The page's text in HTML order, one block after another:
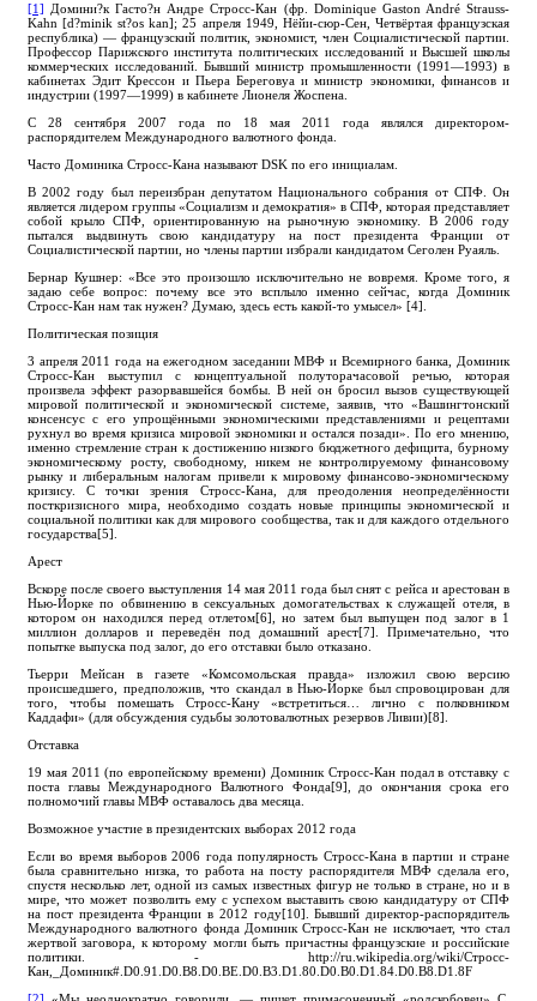
[1] Домини?к Гасто?н Андре Стросс-Кан (фр. Dominique Gaston André Strauss-
Kahn [d?minik st?os kan]; 25 апреля 1949, Нёйи-сюр-Сен, Четвёртая французская
республика) — французский политик, экономист, член Социалистической партии.
Профессор Парижского института политических исследований и Высшей школы
коммерческих исследований. Бывший министр промышленности (1991—1993) в
кабинетах Эдит Крессон и Пьера Береговуа и министр экономики, финансов и
индустрии (1997—1999) в кабинете Лионеля Жоспена.
C 28 сентября 2007 года по 18 мая 2011 года являлся директором-
распорядителем Международного валютного фонда.
Часто Доминика Стросс-Кана называют DSK по его инициалам.
В 2002 году был переизбран депутатом Национального собрания от СПФ. Он
является лидером группы «Социализм и демократия» в СПФ, которая представляет
собой крыло СПФ, ориентированную на рыночную экономику. В 2006 году
пытался выдвинуть свою кандидатуру на пост президента Франции от
Социалистической партии, но члены партии избрали кандидатом Сеголен Руаяль.
Бернар Кушнер: «Все это произошло исключительно не вовремя. Кроме того, я
задаю себе вопрос: почему все это всплыло именно сейчас, когда Доминик
Стросс-Кан нам так нужен? Думаю, здесь есть какой-то умысел» [4].
Политическая позиция
3 апреля 2011 года на ежегодном заседании МВФ и Всемирного банка, Доминик
Стросс-Кан выступил с концептуальной полуторачасовой речью, которая
произвела эффект разорвавшейся бомбы. В ней он бросил вызов существующей
мировой политической и экономической системе, заявив, что «Вашингтонский
консенсус с его упрощёнными экономическими представлениями и рецептами
рухнул во время кризиса мировой экономики и остался позади». По его мнению,
именно стремление стран к достижению низкого бюджетного дефицита, бурному
экономическому росту, свободному, никем не контролируемому финансовому
рынку и либеральным налогам привели к мировому финансово-экономическому
кризису. С точки зрения Стросс-Кана, для преодоления неопределённости
посткризисного мира, необходимо создать новые принципы экономической и
социальной политики как для мирового сообщества, так и для каждого отдельного
государства[5].
Арест
Вскоре после своего выступления 14 мая 2011 года был снят с рейса и арестован в
Нью-Йорке по обвинению в сексуальных домогательствах к служащей отеля, в
котором он находился перед отлетом[6], но затем был выпущен под залог в 1
миллион долларов и переведён под домашний арест[7]. Примечательно, что
попытке выпуска под залог, до его отставки было отказано.
Тьерри Мейсан в газете «Комсомольская правда» изложил свою версию
происшедшего, предположив, что скандал в Нью-Йорке был спровоцирован для
того, чтобы помешать Стросс-Кану «встретиться… лично с полковником
Каддафи» (для обсуждения судьбы золотовалютных резервов Ливии)[8].
Отставка
19 мая 2011 (по европейскому времени) Доминик Стросс-Кан подал в отставку с
поста главы Международного Валютного Фонда[9], до окончания срока его
полномочий главы МВФ оставалось два месяца.
Возможное участие в президентских выборах 2012 года
Если во время выборов 2006 года популярность Стросс-Кана в партии и стране
была сравнительно низка, то работа на посту распорядителя МВФ сделала его,
спустя несколько лет, одной из самых известных фигур не только в стране, но и в
мире, что может позволить ему с успехом выставить свою кандидатуру от СПФ
на пост президента Франции в 2012 году[10]. Бывший директор-распорядитель
Международного валютного фонда Доминик Стросс-Кан не исключает, что стал
жертвой заговора, к которому могли быть причастны французские и российские
политики. - http://ru.wikipedia.org/wiki/Стросс-
Кан,_Доминик#.D0.91.D0.B8.D0.BE.D0.B3.D1.80.D0.B0.D1.84.D0.B8.D1.8F